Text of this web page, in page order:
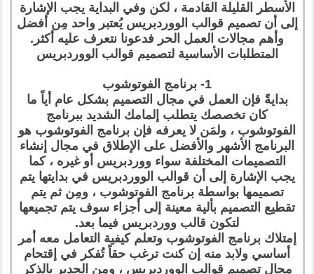
الأسطر القليلة القادمة ، لكن وفي البداية يجب الإشارة
إلى أن تصميم قوالب الووردبريس يُعتبر واحد مِن أفضل
وأهم مجالات العمل الحر فدعونا نتعرف عليه أكثر.
المتطلبات الأساسية لتصميم قوالب الووردبريس
1- برنامج الفوتوشوب
بدايةً فإن العمل في مجال التصميم بشكل عام أياً ما
كان تخصصك يتطلب إلمامك الشديد ببرنامج
الفوتوشوب ، ولمَن لا يعرفه فإن برنامج الفوتوشوب هو
البرنامج الأشهر والأفضل على الإطلاق في مجال إنشاء
التصميمات المختلفة سواء ووردبريس أو غيره ، كما
يجب الإشارة إلى أن قوالب الووردبريس في بدايتها يتم
تصميمها بواسطة برنامج الفوتوشوب ، ومِن ثم يتم
تقطيع التصميم بألية معينة إلى أجزاء سوف يتم تجميعها
لتكون قالب ووردبريس فيما بعد.
إمتلاك برنامج الفوتوشوب وتعلم كيفية التعامل معه أمر
أساسي ولابد منه إن كنت ترغب حقاً تُفكر في إقتحام
مجال تصميم قوالب الووردبريس ، ومِن الجدير بالذكر